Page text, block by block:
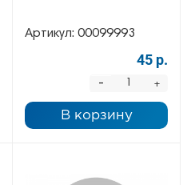
Артикул: 00099993
45 р.
+
-
В корзину